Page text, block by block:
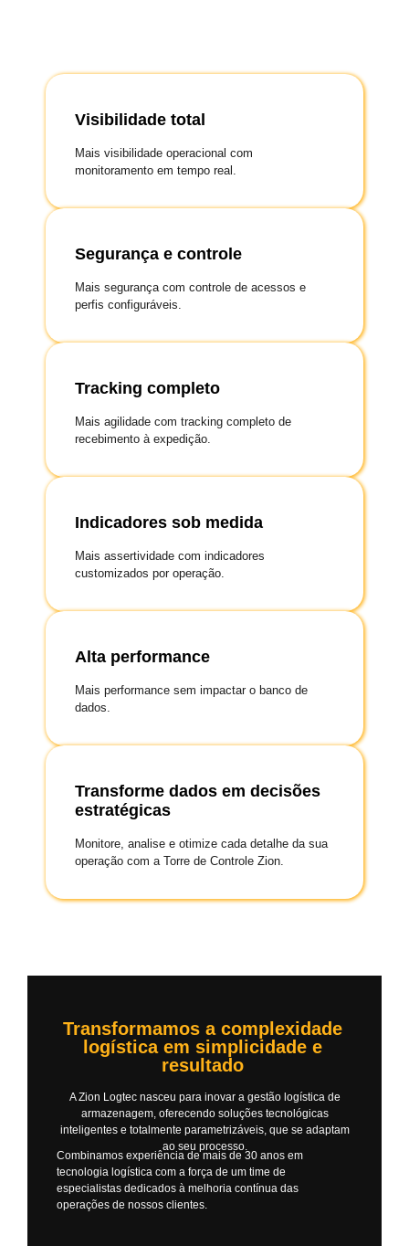
Visibilidade total
Mais visibilidade operacional com
monitoramento em tempo real.
Segurança e controle
Mais segurança com controle de acessos e
perfis configuráveis.
Tracking completo
Mais agilidade com tracking completo de
recebimento à expedição.
Indicadores sob medida
Mais assertividade com indicadores
customizados por operação.
Alta performance
Mais performance sem impactar o banco de
dados.
Transforme dados em decisões
estratégicas
Monitore, analise e otimize cada detalhe da sua
operação com a Torre de Controle Zion.
Transformamos a complexidade
logística em simplicidade e
resultado
A Zion Logtec nasceu para inovar a gestão logística de
armazenagem, oferecendo soluções tecnológicas
inteligentes e totalmente parametrizáveis, que se adaptam
ao seu processo.
Combinamos experiência de mais de 30 anos em
tecnologia logística com a força de um time de
especialistas dedicados à melhoria contínua das
operações de nossos clientes.